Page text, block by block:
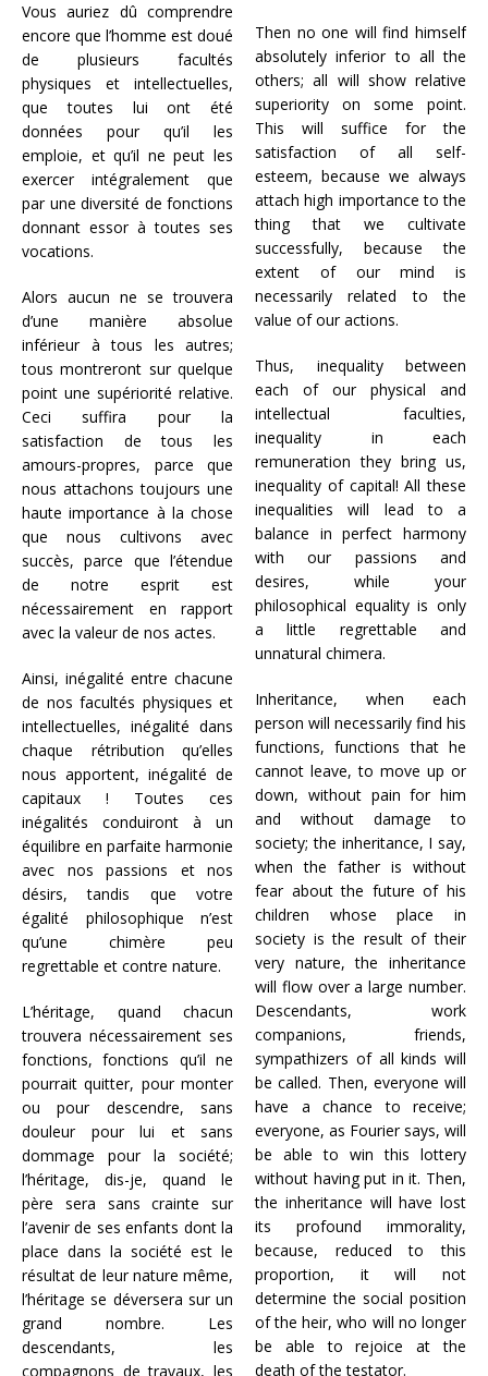
Vous auriez dû comprendre
encore que l’homme est doué
de plusieurs facultés
physiques et intellectuelles,
que toutes lui ont été
données pour qu’il les
emploie, et qu’il ne peut les
exercer intégralement que
par une diversité de fonctions
donnant essor à toutes ses
vocations.
Alors aucun ne se trouvera
d’une manière absolue
inférieur à tous les autres;
tous montreront sur quelque
point une supériorité relative.
Ceci suffira pour la
satisfaction de tous les
amours-propres, parce que
nous attachons toujours une
haute importance à la chose
que nous cultivons avec
succès, parce que l’étendue
de notre esprit est
nécessairement en rapport
avec la valeur de nos actes.
Ainsi, inégalité entre chacune
de nos facultés physiques et
intellectuelles, inégalité dans
chaque rétribution qu’elles
nous apportent, inégalité de
capitaux ! Toutes ces
inégalités conduiront à un
équilibre en parfaite harmonie
avec nos passions et nos
désirs, tandis que votre
égalité philosophique n’est
qu’une chimère peu
regrettable et contre nature.
L’héritage, quand chacun
trouvera nécessairement ses
fonctions, fonctions qu’il ne
pourrait quitter, pour monter
ou pour descendre, sans
douleur pour lui et sans
dommage pour la société;
l’héritage, dis-je, quand le
père sera sans crainte sur
l’avenir de ses enfants dont la
place dans la société est le
résultat de leur nature même,
l’héritage se déversera sur un
grand nombre. Les
descendants, les
compagnons de travaux, les
Then no one will find himself
absolutely inferior to all the
others; all will show relative
superiority on some point.
This will suffice for the
satisfaction of all self-
esteem, because we always
attach high importance to the
thing that we cultivate
successfully, because the
extent of our mind is
necessarily related to the
value of our actions.
Thus, inequality between
each of our physical and
intellectual faculties,
inequality in each
remuneration they bring us,
inequality of capital! All these
inequalities will lead to a
balance in perfect harmony
with our passions and
desires, while your
philosophical equality is only
a little regrettable and
unnatural chimera.
Inheritance, when each
person will necessarily find his
functions, functions that he
cannot leave, to move up or
down, without pain for him
and without damage to
society; the inheritance, I say,
when the father is without
fear about the future of his
children whose place in
society is the result of their
very nature, the inheritance
will flow over a large number.
Descendants, work
companions, friends,
sympathizers of all kinds will
be called. Then, everyone will
have a chance to receive;
everyone, as Fourier says, will
be able to win this lottery
without having put in it. Then,
the inheritance will have lost
its profound immorality,
because, reduced to this
proportion, it will not
determine the social position
of the heir, who will no longer
be able to rejoice at the
death of the testator.